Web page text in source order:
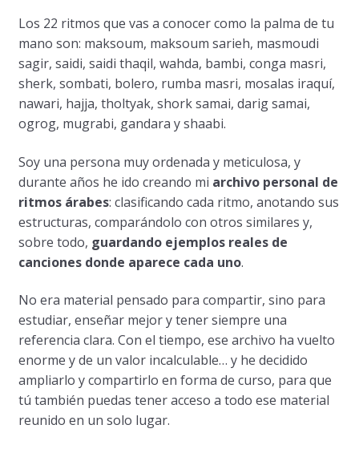
Los 22 ritmos que vas a conocer como la palma de tu
mano son: maksoum, maksoum sarieh, masmoudi
sagir, saidi, saidi thaqil, wahda, bambi, conga masri,
sherk, sombati, bolero, rumba masri, mosalas iraquí,
nawari, hajja, tholtyak, shork samai, darig samai,
ogrog, mugrabi, gandara y shaabi.
Soy una persona muy ordenada y meticulosa, y
durante años he ido creando mi archivo personal de
ritmos árabes: clasificando cada ritmo, anotando sus
estructuras, comparándolo con otros similares y,
sobre todo, guardando ejemplos reales de
canciones donde aparece cada uno.
No era material pensado para compartir, sino para
estudiar, enseñar mejor y tener siempre una
referencia clara. Con el tiempo, ese archivo ha vuelto
enorme y de un valor incalculable… y he decidido
ampliarlo y compartirlo en forma de curso, para que
tú también puedas tener acceso a todo ese material
reunido en un solo lugar.